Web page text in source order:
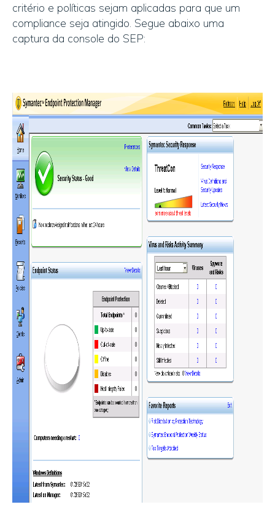
critério e políticas sejam aplicadas para que um
compliance seja atingido. Segue abaixo uma
captura da console do SEP: